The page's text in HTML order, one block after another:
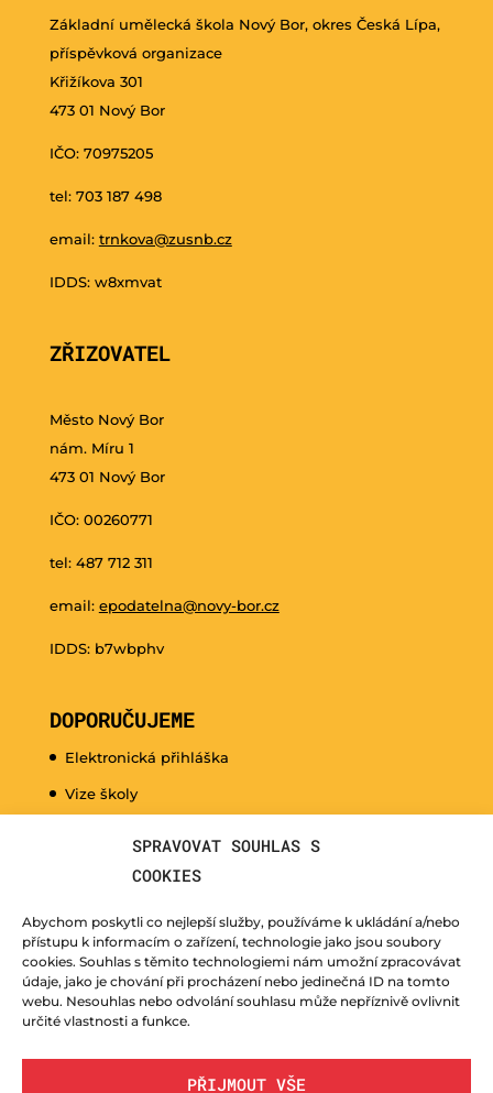
SPRAVOVAT SOUHLAS S
COOKIES
Abychom poskytli co nejlepší služby, používáme k ukládání a/nebo
přístupu k informacím o zařízení, technologie jako jsou soubory
cookies. Souhlas s těmito technologiemi nám umožní zpracovávat
údaje, jako je chování při procházení nebo jedinečná ID na tomto
webu. Nesouhlas nebo odvolání souhlasu může nepříznivě ovlivnit
určité vlastnosti a funkce.
PŘIJMOUT VŠE
Základní umělecká škola Nový Bor, okres Česká Lípa,
příspěvková organizace
Křižíkova 301
473 01 Nový Bor
IČO: 70975205
tel: 703 187 498
email: trnkova@zusnb.cz
IDDS: w8xmvat
ZŘIZOVATEL
Město Nový Bor
nám. Míru 1
473 01 Nový Bor
IČO: 00260771
tel: 487 712 311
email: epodatelna@novy-bor.cz
IDDS: b7wbphv
DOPORUČUJEME
Elektronická přihláška
Vize školy
Kurzy pro veřejnost
Fotogalerie
Učitelé